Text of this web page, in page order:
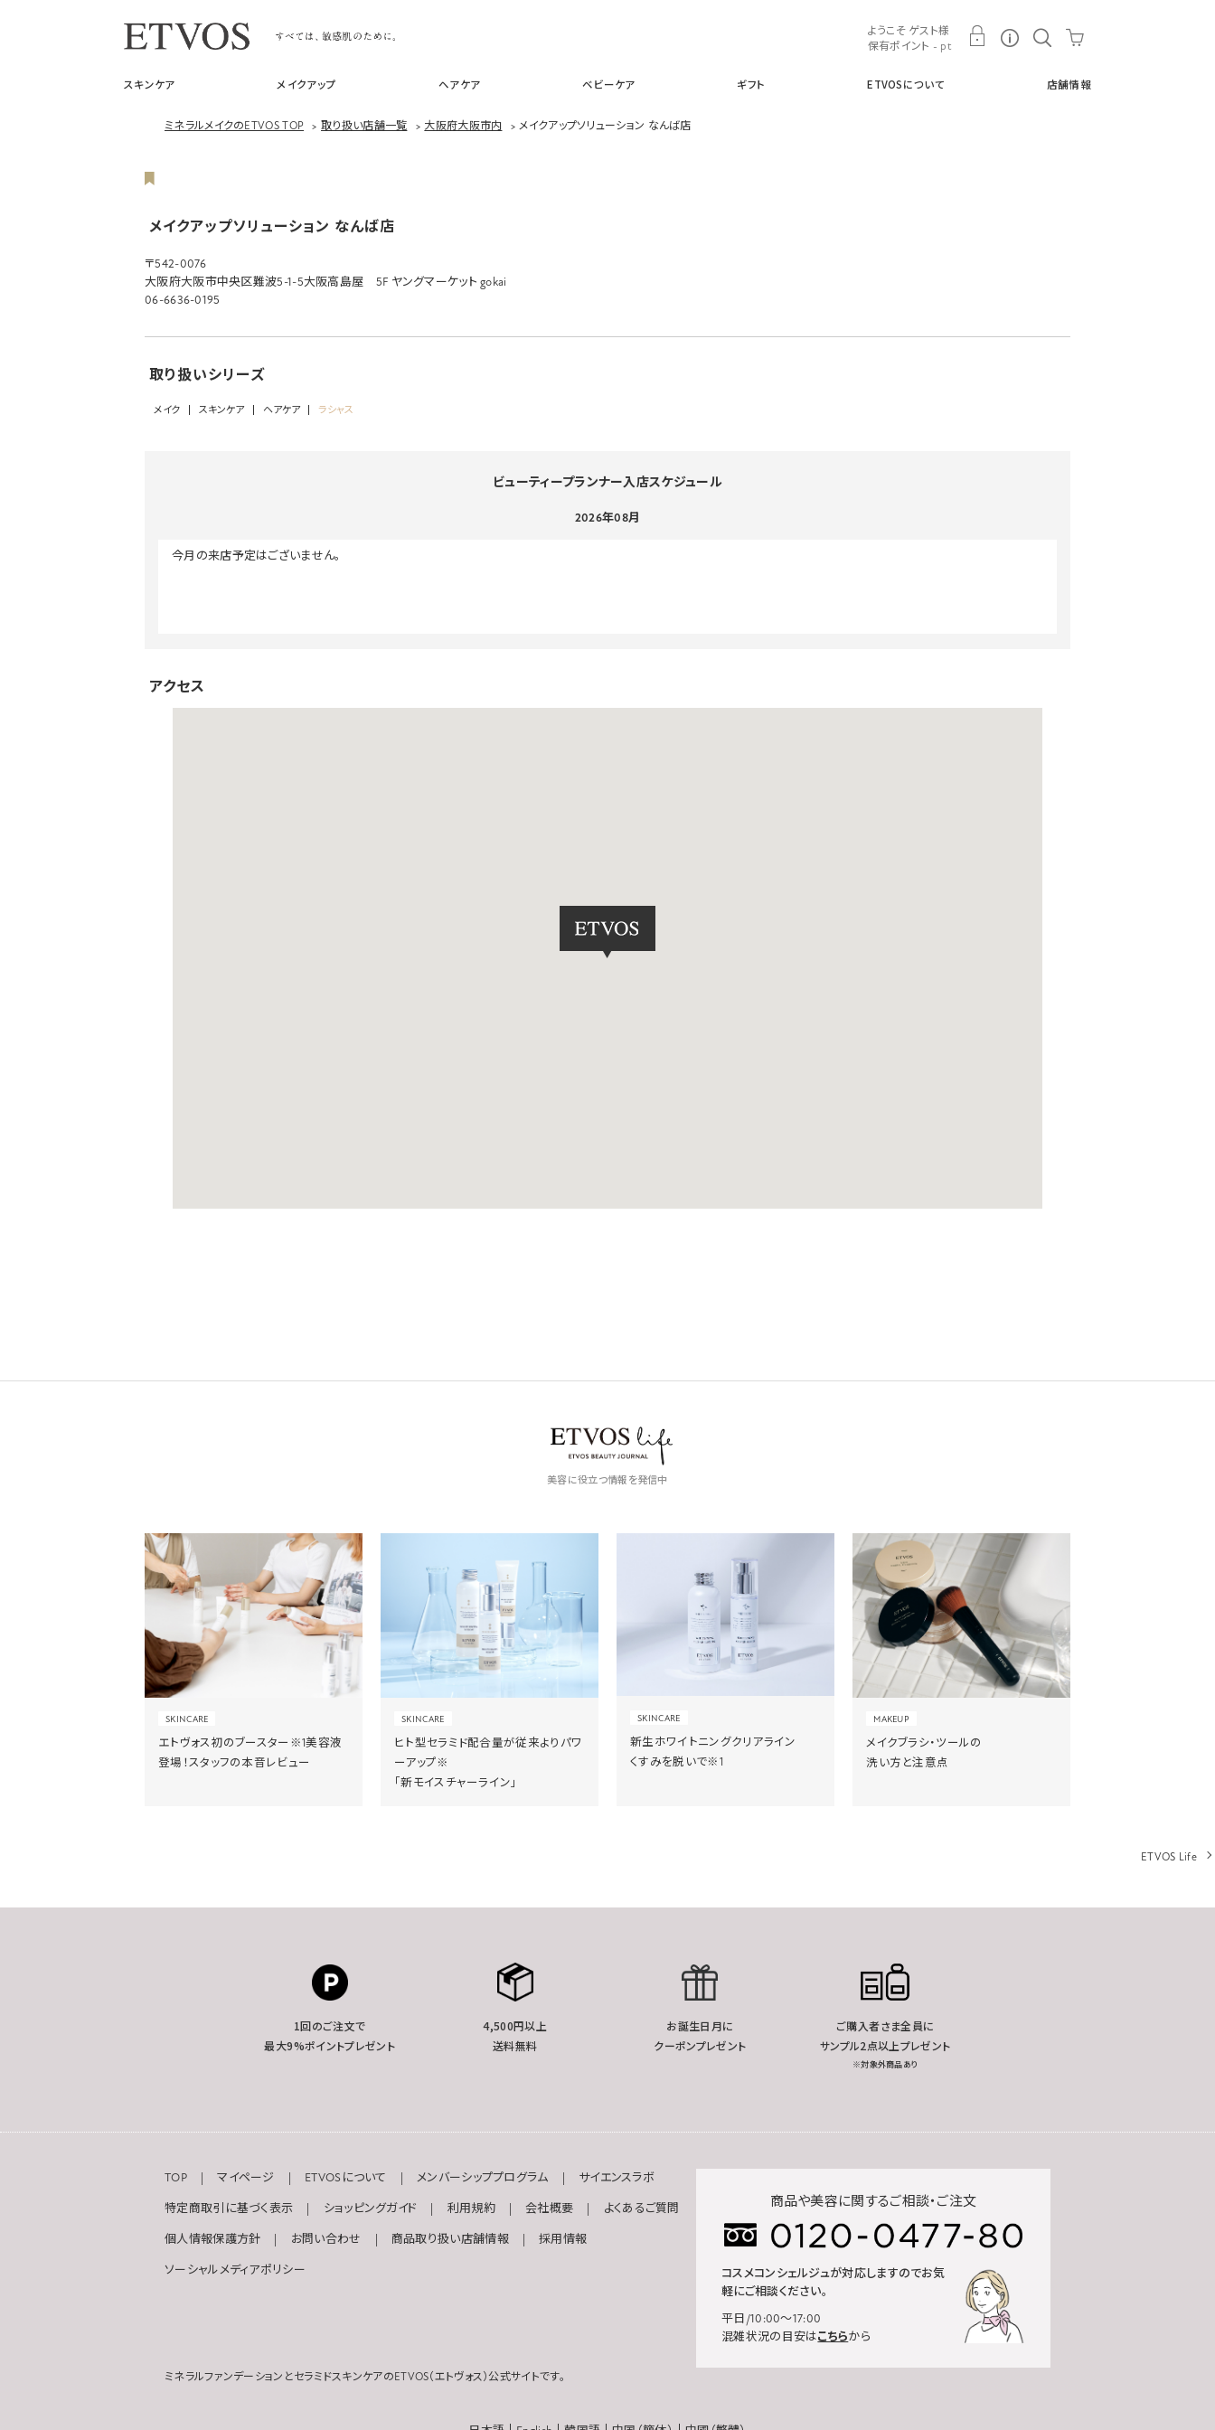
スキンケア メイクアップ ヘアケア ベビーケア ギフト ETVOSについて 店舗情報
ようこそ ゲスト様
保有ポイント - pt
ミネラルメイクのETVOS TOP >取り扱い店舗一覧 > 大阪府大阪市内 >メイクアップソリューション なんば店
メイクアップソリューション なんば店
〒542-0076
大阪府大阪市中央区難波5-1-5大阪高島屋 5F ヤングマーケット gokai
06-6636-0195
取り扱いシリーズ
メイク スキンケア ヘアケア ラシャス
ビューティープランナー入店スケジュール
2026年08月
今月の来店予定はございません。
アクセス
美容に役立つ情報を発信中
SKINCARE
エトヴォス初のブースター※1美容液
登場！スタッフの本音レビュー
SKINCARE
ヒト型セラミド配合量が従来よりパワ
ーアップ※
「新モイスチャーライン」
SKINCARE
新生ホワイトニングクリアライン
くすみを脱いで※1
MAKEUP
メイクブラシ・ツールの
洗い方と注意点
ETVOS Life
1回のご注文で
最大9%ポイントプレゼント
4,500円以上
送料無料
お誕生日月に
クーポンプレゼント
ご購入者さま全員に
サンプル2点以上プレゼント
※対象外商品あり
TOP マイページ ETVOSについて メンバーシッププログラム サイエンスラボ
特定商取引に基づく表示 ショッピングガイド 利用規約 会社概要 よくあるご質問
個人情報保護方針 お問い合わせ 商品取り扱い店舗情報 採用情報
ソーシャルメディアポリシー
ミネラルファンデーションとセラミドスキンケアのETVOS（エトヴォス）公式サイトです。
商品や美容に関するご相談・ご注文
コスメコンシェルジュが対応しますのでお気
軽にご相談ください。
平日/10:00～17:00
混雑状況の目安はこちらから